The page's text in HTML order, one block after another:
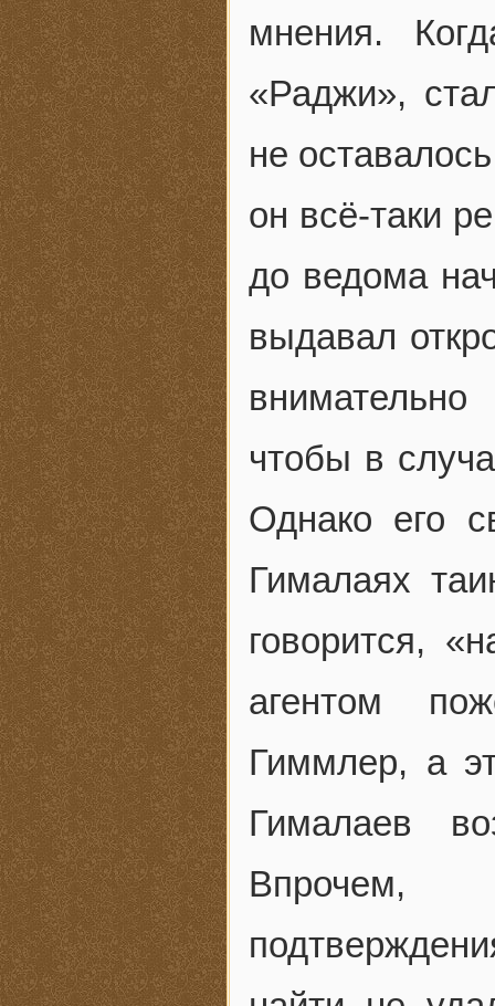
мнения.
«Раджи»,
не
он всё-таки
до ведома
выдавал
чтобы в
Однако его
Гималаях
говорится,
агентом
Гиммлер, а
Гималаев
Впрочем,